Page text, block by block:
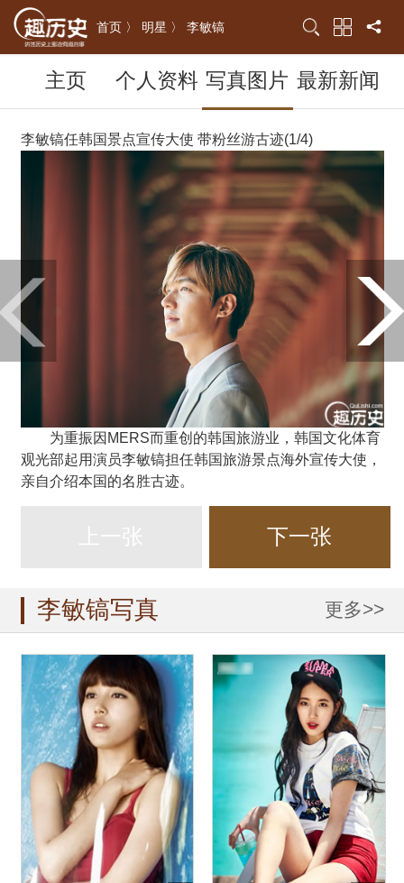
首页 〉 明星 〉 李敏镐
主页 个人资料 写真图片 最新新闻
李敏镐任韩国景点宣传大使 带粉丝游古迹(1/4)
为重振因MERS而重创的韩国旅游业，韩国文化体育
观光部起用演员李敏镐担任韩国旅游景点海外宣传大使，
亲自介绍本国的名胜古迹。
下一张
李敏镐写真 更多>>